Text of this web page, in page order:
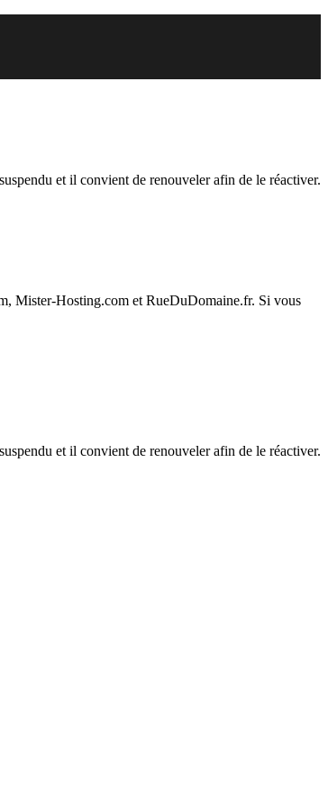
et il convient de renouveler afin de le réactiver.
Mister-Hosting.com et RueDuDomaine.fr. Si vous
et il convient de renouveler afin de le réactiver.